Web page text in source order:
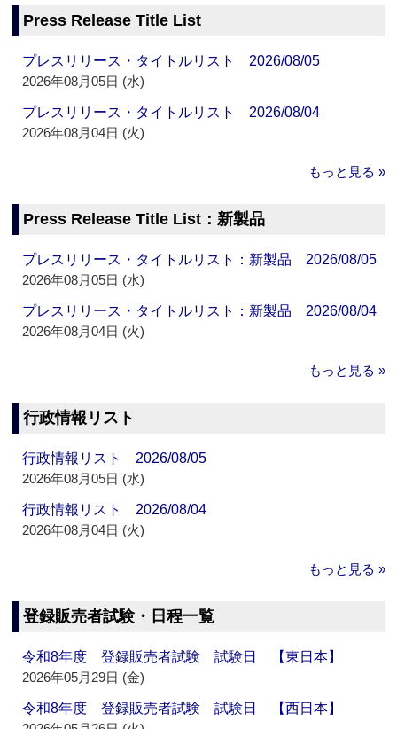
Press Release Title List
プレスリリース・タイトルリスト 2026/08/05
2026年08月05日 (水)
プレスリリース・タイトルリスト 2026/08/04
2026年08月04日 (火)
もっと見る »
Press Release Title List：新製品
プレスリリース・タイトルリスト：新製品 2026/08/05
2026年08月05日 (水)
プレスリリース・タイトルリスト：新製品 2026/08/04
2026年08月04日 (火)
もっと見る »
行政情報リスト
行政情報リスト 2026/08/05
2026年08月05日 (水)
行政情報リスト 2026/08/04
2026年08月04日 (火)
もっと見る »
登録販売者試験・日程一覧
令和8年度 登録販売者試験 試験日 【東日本】
2026年05月29日 (金)
令和8年度 登録販売者試験 試験日 【西日本】